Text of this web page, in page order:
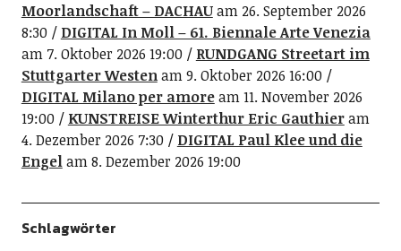
Moorlandschaft – DACHAUam 26. September 2026
8:30
DIGITAL In Moll – 61. Biennale Arte Venezia
am 7. Oktober 2026 19:00
RUNDGANG Streetart im
Stuttgarter Westenam 9. Oktober 2026 16:00
DIGITAL Milano per amoream 11. November 2026
19:00
KUNSTREISE Winterthur Eric Gauthieram
4. Dezember 2026 7:30
DIGITAL Paul Klee und die
Engelam 8. Dezember 2026 19:00
Schlagwörter